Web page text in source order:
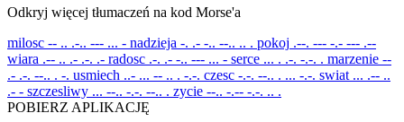
Odkryj więcej tłumaczeń na kod Morse'a
milosc -- .. .-.. --- ... - nadzieja -. .- -.. --.. .. . pokoj .--. --- -.- --- .--
wiara .-- .. .- .-. .- radosc .-. .- -.. --- ... - serce ... . .-. -.-. . marzenie --
.- .-. --.. . -. usmiech ..- ... -- .. . -.-. czesc -.-. --.. . ... -.-. swiat ... .-- ..
.- - szczesliwy ... --.. -.-. --.. . zycie --.. -.-- -.-. .. .
POBIERZ APLIKACJĘ